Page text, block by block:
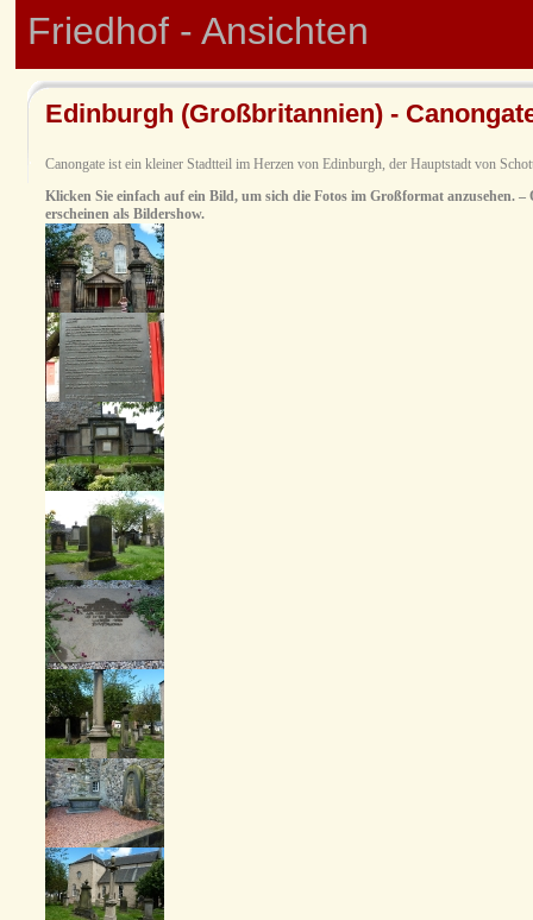
Friedhof - Ansichten
Edinburgh (Großbritannien) -
Canongate ist ein kleiner Stadtteil im Herzen von Edinburgh, der Hauptstadt von
Klicken Sie einfach auf ein Bild, um sich die Fotos im Großformat anzusehen. –
erscheinen als Bildershow.